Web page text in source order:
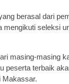
berasal dari
seleksi
masing-masing
peserta terbaik
Makassar.